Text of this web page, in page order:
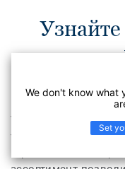
Шнуры для горячей
Tarkett
технологиям и
герметичность и
ассортимент
We don't know what
Set